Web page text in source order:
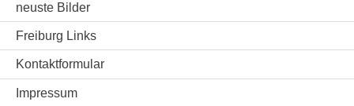
neuste Bilder
Freiburg Links
Kontaktformular
Impressum